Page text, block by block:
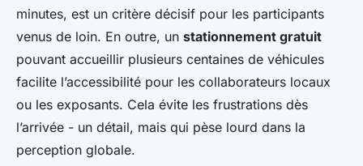
minutes, est un critère décisif pour les participants
venus de loin. En outre, un stationnement gratuit
pouvant accueillir plusieurs centaines de véhicules
facilite l’accessibilité pour les collaborateurs locaux
ou les exposants. Cela évite les frustrations dès
l’arrivée - un détail, mais qui pèse lourd dans la
perception globale.